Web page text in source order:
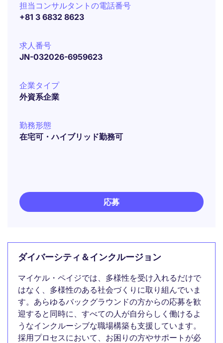
担当コンサルタントの電話番号
+81 3 6832 8623
求人番号
JN-032026-6959623
企業タイプ
外資系企業
勤務形態
在宅可・ハイブリッド勤務可
応募
ダイバーシティ＆インクルージョン
マイケル・ペイジでは、多様性を受け入れるだけで
はなく、多様性のある社会づくりに取り組んでいま
す。あらゆるバックグラウンドの方からの応募を歓
迎すると同時に、すべての人が自分らしく働けるよ
うなインクルーシブな職場構築も支援しています。
採用プロセスにおいて、お困りの方やサポートが必